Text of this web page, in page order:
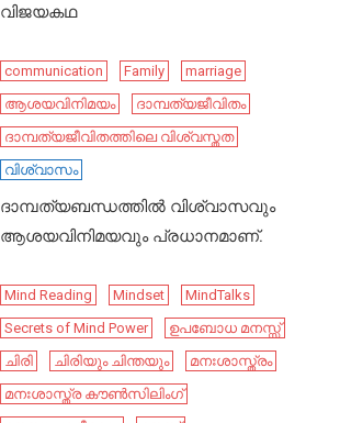
വിജയകഥ
communication Family
marriage
ആശയവിനിമയം
ദാമ്പത്യജീവിതം
ദാമ്പത്യജീവിതത്തിലെ വിശ്വസ്തത
വിശ്വാസം
ദാമ്പത്യബന്ധത്തിൽ വിശ്വാസവും
ആശയവിനിമയവും പ്രധാനമാണ്.
Mind Reading Mindset
MindTalks
Secrets of Mind Power
ഉപബോധ മനസ്സ്
ചിരി
ചിരിയും ചിന്തയും
മനഃശാസ്ത്രം
മനഃശാസ്ത്ര കൗൺസിലിംഗ്